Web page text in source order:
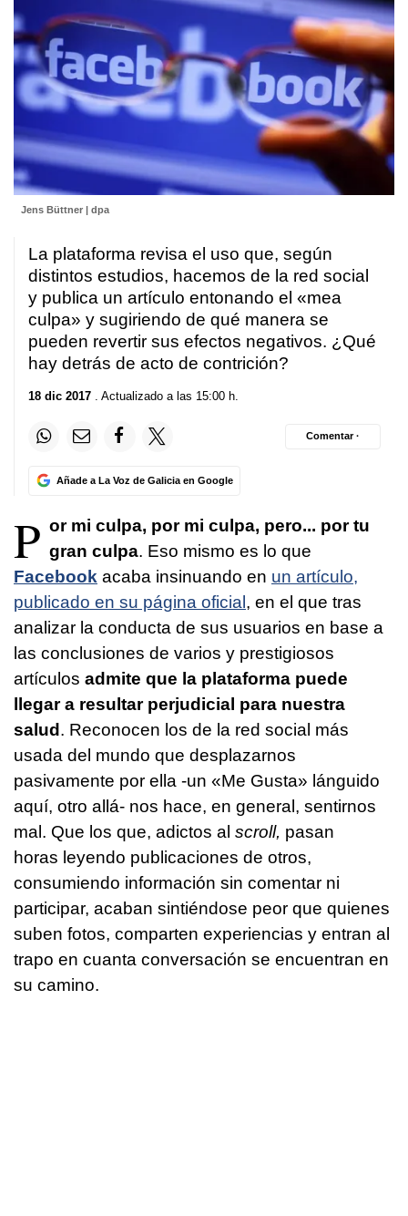
Jens Büttner | dpa
La plataforma revisa el uso que, según
distintos estudios, hacemos de la red social
y publica un artículo entonando el «mea
culpa» y sugiriendo de qué manera se
pueden revertir sus efectos negativos. ¿Qué
hay detrás de acto de contrición?
18 dic 2017 . Actualizado a las 15:00 h.
Añade a La Voz de Galicia en Google
Comentar ·
P or mi culpa, por mi culpa, pero... por tu
gran culpa. Eso mismo es lo que
Facebook acaba insinuando en un artículo,
publicado en su página oficial, en el que tras
analizar la conducta de sus usuarios en base a
las conclusiones de varios y prestigiosos
artículos admite que la plataforma puede
llegar a resultar perjudicial para nuestra
salud. Reconocen los de la red social más
usada del mundo que desplazarnos
pasivamente por ella -un «Me Gusta» lánguido
aquí, otro allá- nos hace, en general, sentirnos
mal. Que los que, adictos al scroll, pasan
horas leyendo publicaciones de otros,
consumiendo información sin comentar ni
participar, acaban sintiéndose peor que quienes
suben fotos, comparten experiencias y entran al
trapo en cuanta conversación se encuentran en
su camino.